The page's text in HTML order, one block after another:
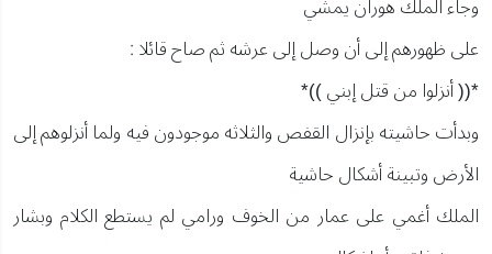
على ظهورهم إلى أن وصل إلى عرشه ثم صاح قائلا :
*(( أنزلوا من قتل إبني ))*
وبدأت حاشيته بإنزال القفص والثلاثه موجودون فيه ولما أنزلوهم إلى
الأرض وتبينة أشكال حاشية
الملك أغمي على عمار من الخوف ورامي لم يستطع الكلام وبشار